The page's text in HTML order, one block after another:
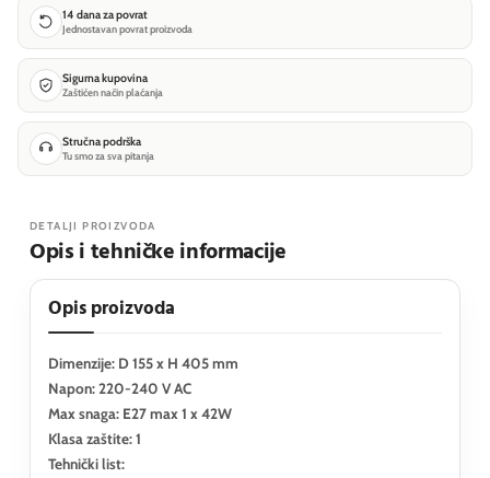
14 dana za povrat
Jednostavan povrat proizvoda
Sigurna kupovina
Zaštićen način plaćanja
Stručna podrška
Tu smo za sva pitanja
DETALJI PROIZVODA
Opis i tehničke informacije
Opis proizvoda
Dimenzije: D 155 x H 405 mm
Napon: 220-240 V AC
Max snaga: E27 max 1 x 42W
Klasa zaštite: 1
Tehnički list: